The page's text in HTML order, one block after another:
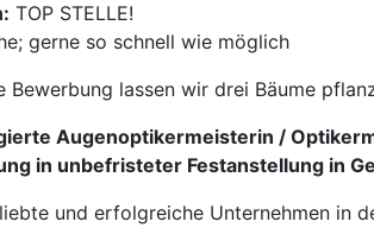
TOP STELLE!
gerne so schnell wie möglich
Bewerbung lassen wir drei Bäume
Augenoptikermeisterin /
in unbefristeter Festanstellung in
und erfolgreiche Unternehmen in